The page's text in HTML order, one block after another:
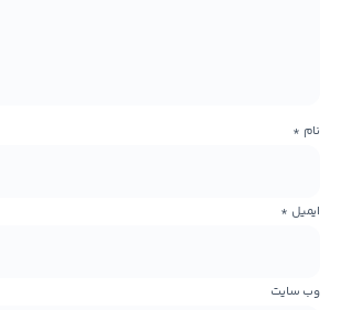
نام *
ایمیل *
وب‌ سایت